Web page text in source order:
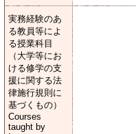
実務経験のあ
る教員等によ
る授業科目
（大学等にお
ける修学の支
援に関する法
律施行規則に
基づくもの）
Courses
taught by